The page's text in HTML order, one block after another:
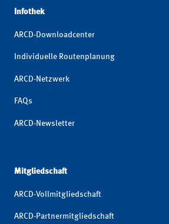
Infothek
ARCD-Downloadcenter
Individuelle Routenplanung
ARCD-Netzwerk
FAQs
ARCD-Newsletter
Mitgliedschaft
ARCD-Vollmitgliedschaft
ARCD-Partnermitgliedschaft